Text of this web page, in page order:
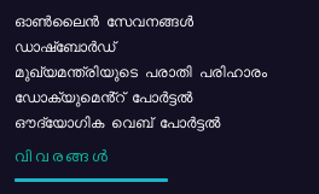
ഓൺലൈൻ സേവനങ്ങൾ
ഡാഷ്ബോർഡ്
മുഖ്യമന്ത്രിയുടെ പരാതി പരിഹാരം
ഡോക്യുമെൻ്റ് പോർട്ടൽ
ഔദ്യോഗിക വെബ് പോർട്ടൽ
വിവരങ്ങൾ